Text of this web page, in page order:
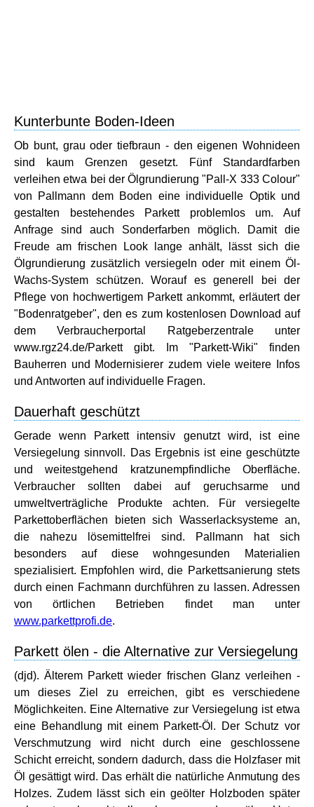
Kunterbunte Boden-Ideen
Ob bunt, grau oder tiefbraun - den eigenen Wohnideen
sind kaum Grenzen gesetzt. Fünf Standardfarben
verleihen etwa bei der Ölgrundierung "Pall-X 333 Colour"
von Pallmann dem Boden eine individuelle Optik und
gestalten bestehendes Parkett problemlos um. Auf
Anfrage sind auch Sonderfarben möglich. Damit die
Freude am frischen Look lange anhält, lässt sich die
Ölgrundierung zusätzlich versiegeln oder mit einem Öl-
Wachs-System schützen. Worauf es generell bei der
Pflege von hochwertigem Parkett ankommt, erläutert der
"Bodenratgeber", den es zum kostenlosen Download auf
dem Verbraucherportal Ratgeberzentrale unter
www.rgz24.de/Parkett gibt. Im "Parkett-Wiki" finden
Bauherren und Modernisierer zudem viele weitere Infos
und Antworten auf individuelle Fragen.
Dauerhaft geschützt
Gerade wenn Parkett intensiv genutzt wird, ist eine
Versiegelung sinnvoll. Das Ergebnis ist eine geschützte
und weitestgehend kratzunempfindliche Oberfläche.
Verbraucher sollten dabei auf geruchsarme und
umweltverträgliche Produkte achten. Für versiegelte
Parkettoberflächen bieten sich Wasserlacksysteme an,
die nahezu lösemittelfrei sind. Pallmann hat sich
besonders auf diese wohngesunden Materialien
spezialisiert. Empfohlen wird, die Parkettsanierung stets
durch einen Fachmann durchführen zu lassen. Adressen
von örtlichen Betrieben findet man unter
www.parkettprofi.de.
Parkett ölen - die Alternative zur Versiegelung
(djd). Älterem Parkett wieder frischen Glanz verleihen -
um dieses Ziel zu erreichen, gibt es verschiedene
Möglichkeiten. Eine Alternative zur Versiegelung ist etwa
eine Behandlung mit einem Parkett-Öl. Der Schutz vor
Verschmutzung wird nicht durch eine geschlossene
Schicht erreicht, sondern dadurch, dass die Holzfaser mit
Öl gesättigt wird. Das erhält die natürliche Anmutung des
Holzes. Zudem lässt sich ein geölter Holzboden später